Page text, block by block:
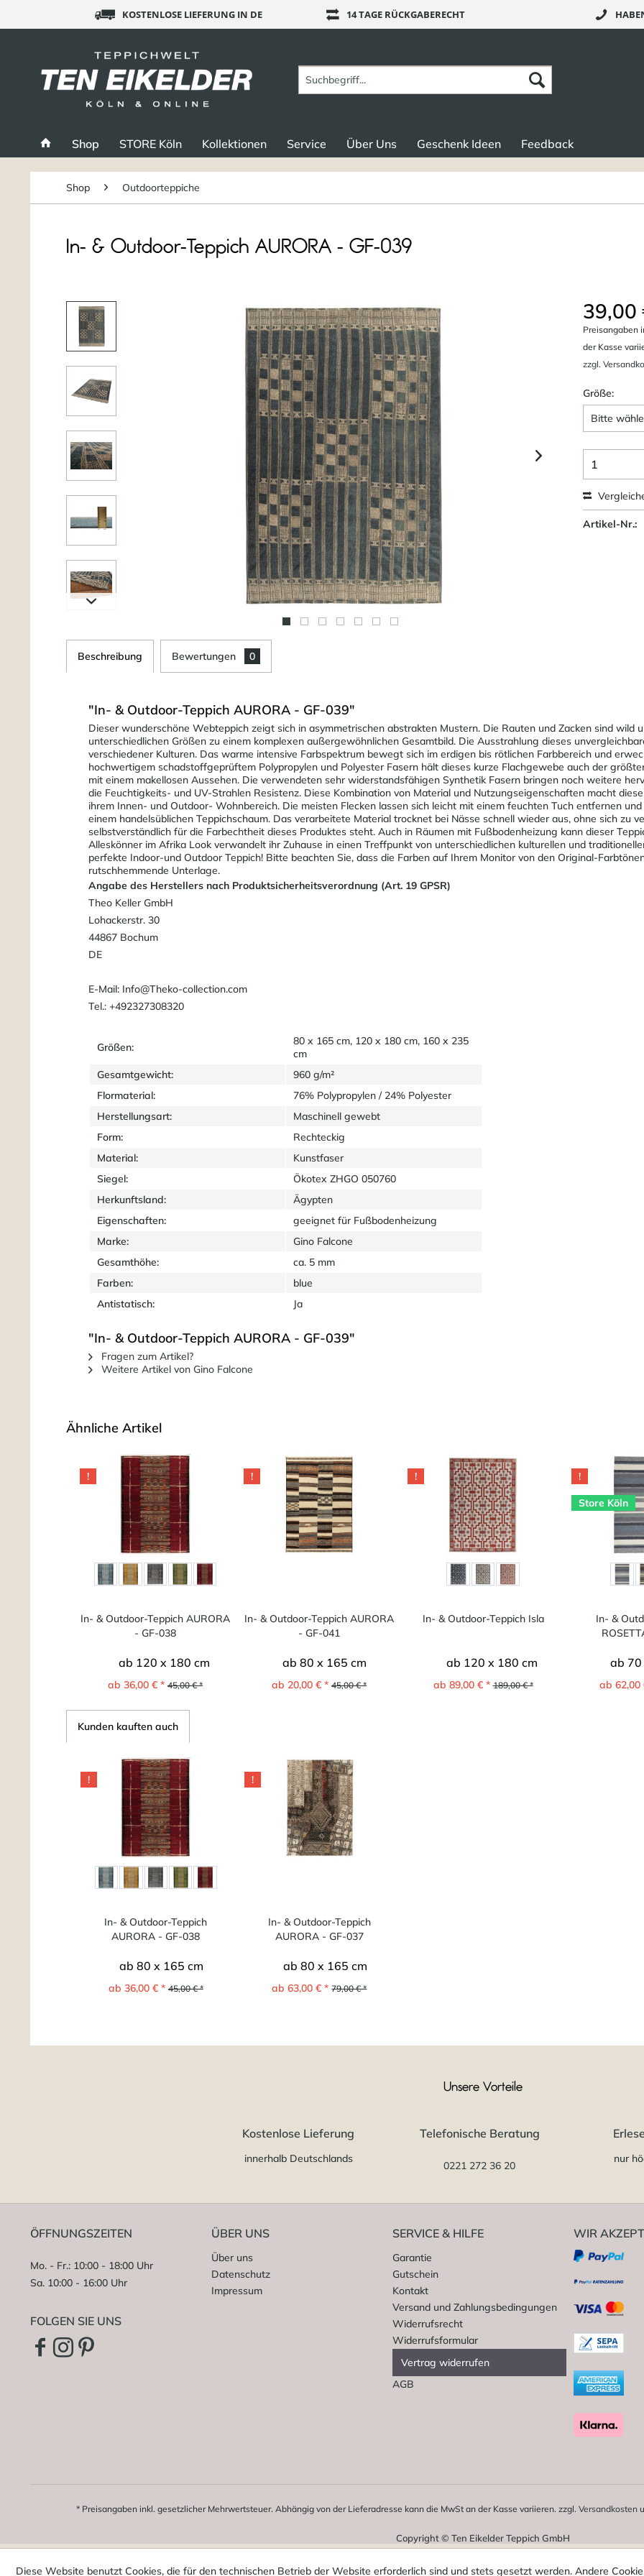
KOSTENLOSE LIEFERUNG IN DE 14 TAGE RÜCKGABERECHT
Shop STORE Köln Kollektionen Service Über Uns Geschenk Ideen Feedback
Shop Outdoorteppiche
In- & Outdoor-Teppich AURORA - GF-039
39,00
Preisangaben
der Kasse
zzgl.
Größe:
Artikel-Nr.:
Beschreibung Bewertungen 0
"In- & Outdoor-Teppich AURORA - GF-039"
Dieser wunderschöne Webteppich zeigt sich in asymmetrischen abstrakten Mustern. Die Rauten und Zacken sind wild
unterschiedlichen Größen zu einem komplexen außergewöhnlichen Gesamtbild. Die Ausstrahlung dieses
verschiedener Kulturen. Das warme intensive Farbspektrum bewegt sich im erdigen bis rötlichen Farbbereich und
hochwertigem schadstoffgeprüftem Polypropylen und Polyester Fasern hält dieses kurze Flachgewebe auch der
mit einem makellosen Aussehen. Die verwendeten sehr widerstandsfähigen Synthetik Fasern bringen noch weitere
die Feuchtigkeits- und UV-Strahlen Resistenz. Diese Kombination von Material und Nutzungseigenschaften macht
ihrem Innen- und Outdoor- Wohnbereich. Die meisten Flecken lassen sich leicht mit einem feuchten Tuch entfernen
einem handelsüblichen Teppichschaum. Das verarbeitete Material trocknet bei Nässe schnell wieder aus, ohne sich zu
selbstverständlich für die Farbechtheit dieses Produktes steht. Auch in Räumen mit Fußbodenheizung kann dieser
Alleskönner im Afrika Look verwandelt ihr Zuhause in einen Treffpunkt von unterschiedlichen kulturellen und
perfekte Indoor-und Outdoor Teppich! Bitte beachten Sie, dass die Farben auf Ihrem Monitor von den Original-
rutschhemmende Unterlage.
Angabe des Herstellers nach Produktsicherheitsverordnung (Art. 19 GPSR)
Theo Keller GmbH
Lohackerstr. 30
44867 Bochum
DE
E-Mail: Info@Theko-collection.com
Tel.: +492327308320
Größen:
80 x 165 cm, 120 x 180 cm, 160 x 235
cm
Gesamtgewicht:
960 g/m²
Flormaterial:
76% Polypropylen / 24% Polyester
Herstellungsart:
Maschinell gewebt
Form:
Rechteckig
Material:
Kunstfaser
Siegel:
Ökotex ZHGO 050760
Herkunftsland:
Ägypten
Eigenschaften:
geeignet für Fußbodenheizung
Marke:
Gino Falcone
Gesamthöhe:
ca. 5 mm
Farben:
blue
Antistatisch:
Ja
"In- & Outdoor-Teppich AURORA - GF-039"
Fragen zum Artikel?
Weitere Artikel von Gino Falcone
Ähnliche Artikel
!
In- & Outdoor-Teppich AURORA
- GF-038
ab 120 x 180 cm
ab 36,00 € * 45,00 € *
!
In- & Outdoor-Teppich AURORA
- GF-041
ab 80 x 165 cm
ab 20,00 € * 45,00 € *
!
In- & Outdoor-Teppich Isla
ab 120 x 180 cm
ab 89,00 € * 189,00 € *
!
Store Köln
In- &
ab 70
ab 62,00
Kunden kauften auch
!
In- & Outdoor-Teppich
AURORA - GF-038
ab 80 x 165 cm
ab 36,00 € * 45,00 € *
!
In- & Outdoor-Teppich
AURORA - GF-037
ab 80 x 165 cm
ab 63,00 € * 79,00 € *
Unsere Vorteile
Kostenlose Lieferung
innerhalb Deutschlands
Telefonische Beratung
0221 272 36 20
nur
ÖFFNUNGSZEITEN
Mo. - Fr.: 10:00 - 18:00 Uhr
Sa. 10:00 - 16:00 Uhr
FOLGEN SIE UNS
ÜBER UNS
Über uns
Datenschutz
Impressum
SERVICE & HILFE
Garantie
Gutschein
Kontakt
Versand und Zahlungsbedingungen
Widerrufsrecht
Widerrufsformular
Vertrag widerrufen
AGB
WIR
* Preisangaben inkl. gesetzlicher Mehrwertsteuer. Abhängig von der Lieferadresse kann die MwSt an der Kasse variieren. zzgl. Versandkosten
Copyright © Ten Eikelder Teppich GmbH
Diese Website benutzt Cookies, die für den technischen Betrieb der Website erforderlich sind und stets gesetzt werden. Andere